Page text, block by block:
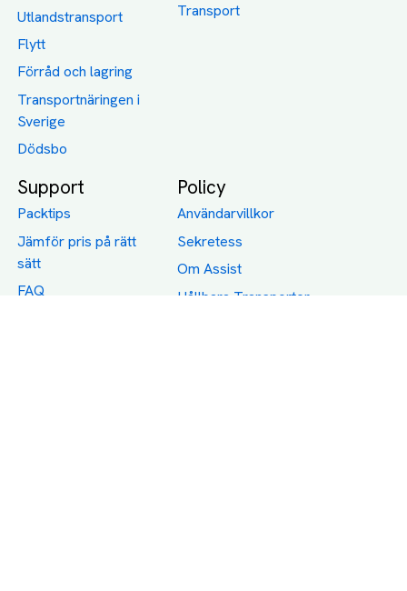
Utlandstransport
Flytt
Förråd och lagring
Transportnäringen i
Sverige
Dödsbo
Transport
Support
Packtips
Jämför pris på rätt
sätt
FAQ
Policy
Användarvillkor
Sekretess
Om Assist
Hållbara Transporter